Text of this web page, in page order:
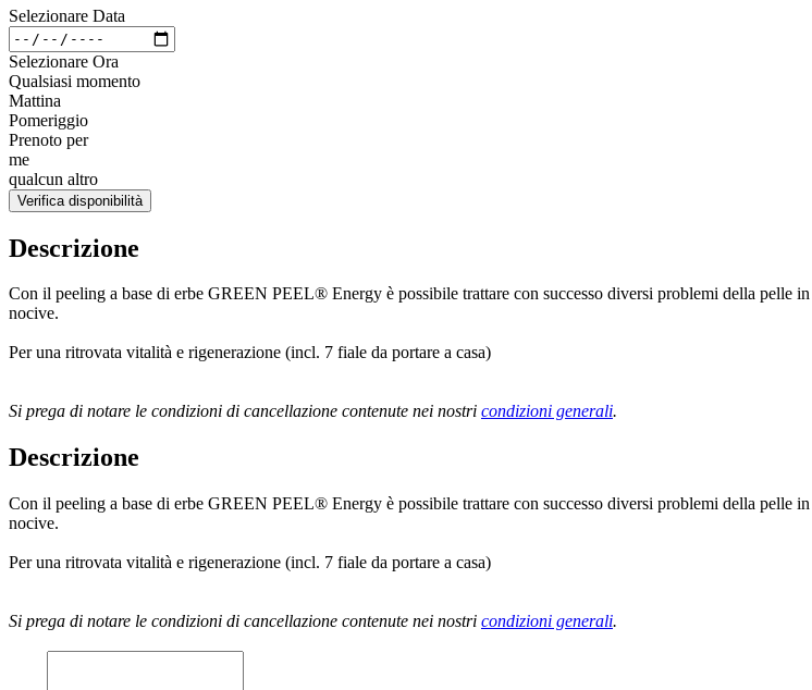
Selezionare Data
Selezionare Ora
Qualsiasi momento
Mattina
Pomeriggio
Prenoto per
me
qualcun altro
Verifica disponibilità
Descrizione
Con il peeling a base di erbe GREEN PEEL® Energy è possibile trattare con successo diversi problemi della pelle
nocive.
Per una ritrovata vitalità e rigenerazione (incl. 7 fiale da portare a casa)
Si prega di notare le condizioni di cancellazione contenute nei nostri condizioni generali.
Descrizione
Con il peeling a base di erbe GREEN PEEL® Energy è possibile trattare con successo diversi problemi della pelle
nocive.
Per una ritrovata vitalità e rigenerazione (incl. 7 fiale da portare a casa)
Si prega di notare le condizioni di cancellazione contenute nei nostri condizioni generali.